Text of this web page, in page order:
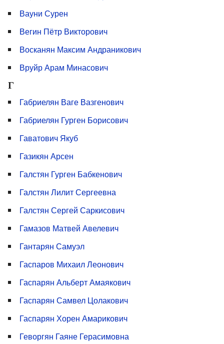
Вауни Сурен
Вегин Пётр Викторович
Восканян Максим Андраникович
Вруйр Арам Минасович
Г
Габриелян Ваге Вазгенович
Габриелян Гурген Борисович
Гаватович Якуб
Газикян Арсен
Галстян Гурген Бабкенович
Галстян Лилит Сергеевна
Галстян Сергей Саркисович
Гамазов Матвей Авелевич
Гантарян Самуэл
Гаспаров Михаил Леонович
Гаспарян Альберт Амаякович
Гаспарян Самвел Цолакович
Гаспарян Хорен Амарикович
Геворгян Гаяне Герасимовна